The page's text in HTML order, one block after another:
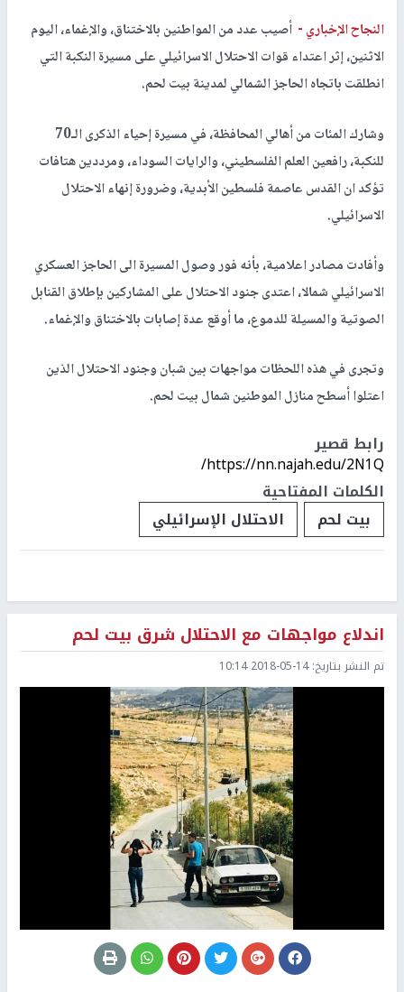
النجاح الإخباري - أصيب عدد من المواطنين بالاختناق، والإغماء، اليوم
الاثنين، إثر اعتداء قوات الاحتلال الاسرائيلي على مسيرة النكبة التي
انطلقت باتجاه الحاجز الشمالي لمدينة بيت لحم.
وشارك المئات من أهالي المحافظة، في مسيرة إحياء الذكرى الـ70
للنكبة، رافعين العلم الفلسطيني، والرايات السوداء، ومرددين هتافات
تؤكد ان القدس عاصمة فلسطين الأبدية، وضرورة إنهاء الاحتلال
الاسرائيلي.
وأفادت مصادر اعلامية، بأنه فور وصول المسيرة الى الحاجز العسكري
الاسرائيلي شمالا، اعتدى جنود الاحتلال على المشاركين بإطلاق القنابل
الصوتية والمسيلة للدموع، ما أوقع عدة إصابات بالاختناق والإغماء.
وتجرى في هذه اللحظات مواجهات بين شبان وجنود الاحتلال الذين
اعتلوا أسطح منازل الموطنين شمال بيت لحم.
رابط قصير
https://nn.najah.edu/2N1Q/
الكلمات المفتاحية
بيت لحم
الاحتلال الإسرائيلي
اندلاع مواجهات مع الاحتلال شرق بيت لحم
تم النشر بتاريخ:2018-05-14 10:14